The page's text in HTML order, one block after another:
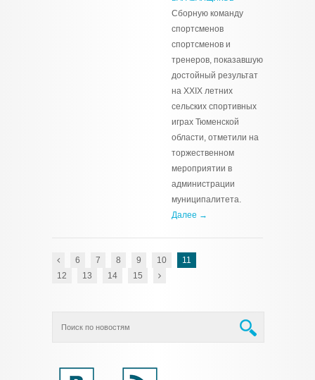
Сборную команду
спортсменов
спортсменов и
тренеров, показавшую
достойный результат
на XXIX летних
сельских спортивных
играх Тюменской
области, отметили на
торжественном
мероприятии в
администрации
муниципалитета.
Далее →
6 7 8 9 10
11
12
13 14 15